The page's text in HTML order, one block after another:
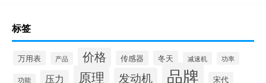
标签
万用表 产品 价格 传感器 冬天 减速机 功率
功能 压力 原理 发动机 品牌 宋代